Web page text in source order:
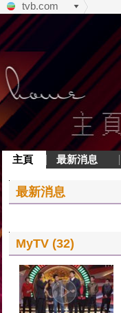
tvb.com
主頁 最新消息
最新消息
MyTV (32)